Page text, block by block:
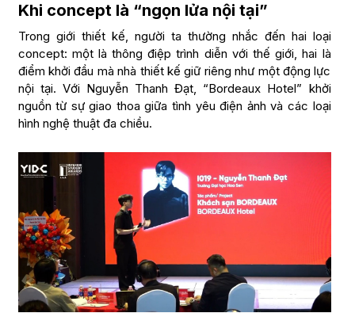
Khi concept là “ngọn lửa nội tại”
Trong giới thiết kế, người ta thường nhắc đến hai loại
concept: một là thông điệp trình diễn với thế giới, hai là
điểm khởi đầu mà nhà thiết kế giữ riêng như một động lực
nội tại. Với Nguyễn Thanh Đạt, “Bordeaux Hotel” khởi
nguồn từ sự giao thoa giữa tình yêu điện ảnh và các loại
hình nghệ thuật đa chiều.